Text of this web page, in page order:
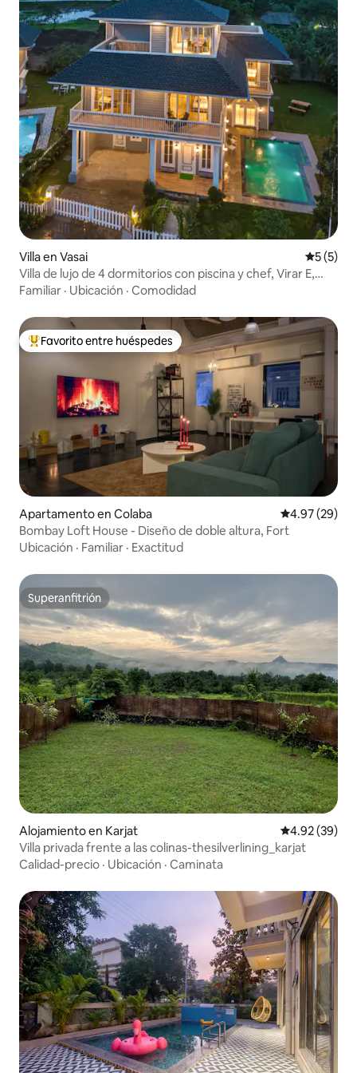
Villa en Vasai
5 (5)
Villa de lujo de 4 dormitorios con piscina y chef, Virar E,
estacionamiento
Familiar · Ubicación · Comodidad
Favorito entre huéspedes preferido
Favorito entre huéspedes
Apartamento en Colaba Calificación
4.97 (29)
Bombay Loft House - Diseño de doble altura, Fort
Ubicación · Familiar · Exactitud
Superanfitrión
Superanfitrión
Alojamiento en Karjat Calificación
4.92 (39)
Villa privada frente a las colinas-thesilverlining_karjat
Calidad-precio · Ubicación · Caminata